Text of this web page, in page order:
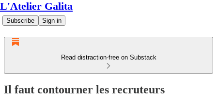
L'Atelier Galita
Subscribe Sign in
Read distraction-free on Substack
Il faut contourner les recruteurs